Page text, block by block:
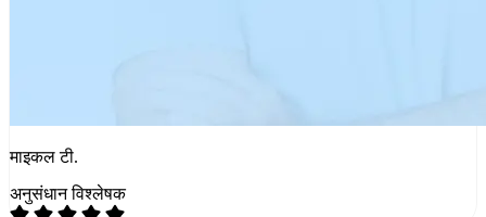
माइकल टी.
अनुसंधान विश्लेषक